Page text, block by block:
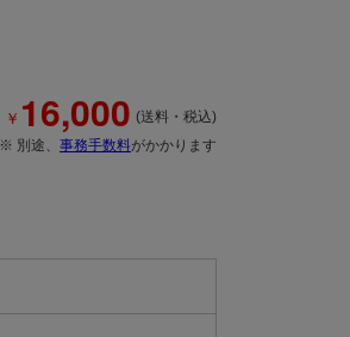
￥ 16,000 (送料・税込)
※ 別途、 事務手数料がかかります